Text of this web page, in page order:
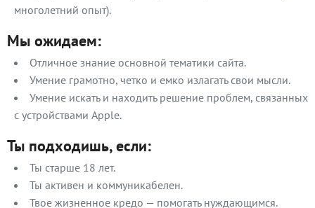
многолетний опыт).
Мы ожидаем:
Отличное знание основной тематики сайта.
Умение грамотно, четко и емко излагать свои мысли.
Умение искать и находить решение проблем, связанных
с устройствами Apple.
Ты подходишь, если:
Ты старше 18 лет.
Ты активен и коммуникабелен.
Твое жизненное кредо — помогать нуждающимся.